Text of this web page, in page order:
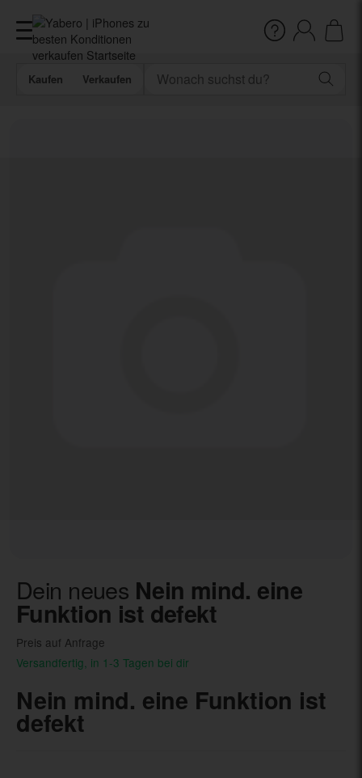
Kaufen Verkaufen
Dein neues Nein mind. eine
Funktion ist defekt
Preis auf Anfrage
Versandfertig, in 1-3 Tagen bei dir
Nein mind. eine Funktion ist
defekt